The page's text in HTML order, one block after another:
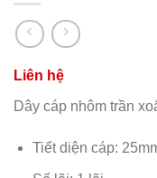
Dây cáp nhôm trần
Tiết diện cáp: